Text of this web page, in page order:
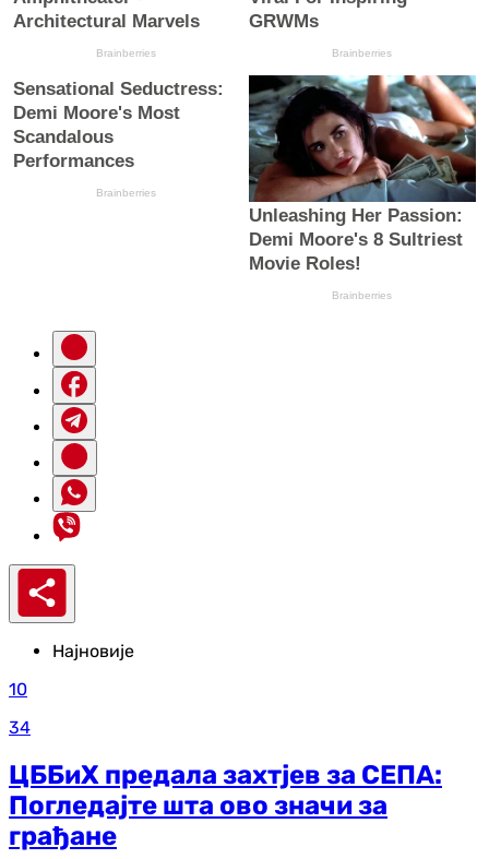
Најновије
10
34
ЦББиХ предала захтјев за СЕПА:
Погледајте шта ово значи за
грађане